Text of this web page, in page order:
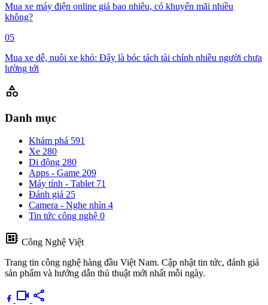
Mua xe máy điện online giá bao nhiêu, có khuyến mãi nhiều
không?
05
Mua xe dễ, nuôi xe khó: Đây là bóc tách tài chính nhiều người chưa
lường tới
category
Danh mục
Khám phá 591
Xe 280
Di động 280
Apps - Game 209
Máy tính - Tablet 71
Đánh giá 25
Camera - Nghe nhìn 4
Tin tức công nghệ 0
developer_board Công Nghệ Việt
Trang tin công nghệ hàng đầu Việt Nam. Cập nhật tin tức, đánh giá
sản phẩm và hướng dẫn thủ thuật mới nhất mỗi ngày.
videocam share